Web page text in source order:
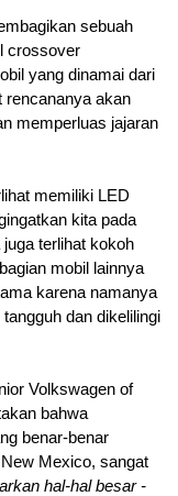
sebuah
crossover
yang dinamai dari
rencananya akan
memperluas jajaran
memiliki LED
kita pada
terlihat kokoh
mobil lainnya
karena namanya
dan dikelilingi
Volkswagen of
bahwa
benar-benar
Mexico, sangat
hal-hal besar -